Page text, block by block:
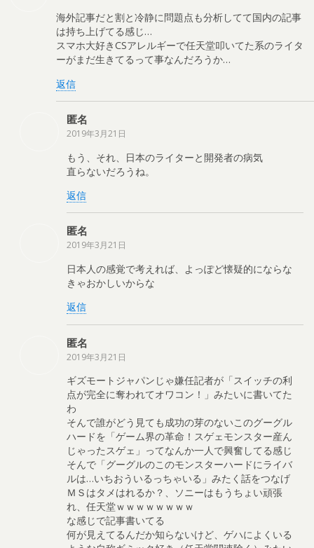
海外記事だと割と冷静に問題点も分析してて国内の記事
は持ち上げてる感じ…
スマホ大好きCSアレルギーで任天堂叩いてた系のライタ
ーがまだ生きてるって事なんだろうか…
返信
匿名
2019年3月21日
もう、それ、日本のライターと開発者の病気
直らないだろうね。
返信
匿名
2019年3月21日
日本人の感覚で考えれば、よっぽど懐疑的にならな
きゃおかしいからな
返信
匿名
2019年3月21日
ギズモートジャパンじゃ嫌任記者が「スイッチの利
点が完全に奪われてオワコン！」みたいに書いてた
わ
そんで誰がどう見ても成功の芽のないこのグーグル
ハードを「ゲーム界の革命！スゲェモンスター産ん
じゃったスゲェ」ってなんか一人で興奮してる感じ
そんで「グーグルのこのモンスターハードにライバ
ルは…いちおういるっちゃいる」みたく話をつなげ
ＭＳはタメはれるか？、ソニーはもうちょい頑張
れ、任天堂ｗｗｗｗｗｗｗｗ
な感じで記事書いてる
何が見えてるんだか知らないけど、ゲハによくいる